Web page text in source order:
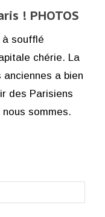
! PHOTOS
à soufflé
chérie. La
a bien
des Parisiens
sommes.